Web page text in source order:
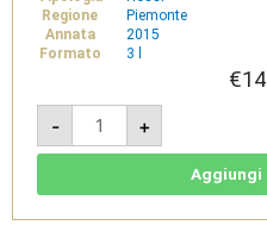
Regione
Piemonte
Annata
2015
Formato
3 l
€
-
Bellavita
2015
-
Monferrato
3L
+
Aggiungi